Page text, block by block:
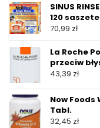
SINUS
120
70,99 zł
La Roche
przeciw
43,39 zł
Now Foods
Tabl.
32,45 zł